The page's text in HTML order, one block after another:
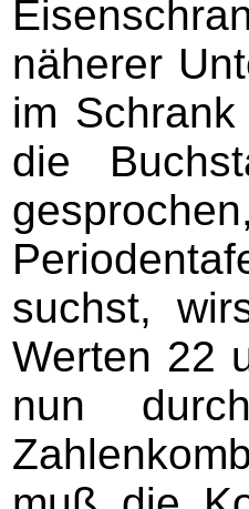
näherer
im
die
suchst,
Werten 22
nun